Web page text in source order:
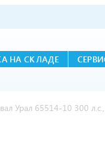
НА СКЛАДЕ
Урал 65514-10 300